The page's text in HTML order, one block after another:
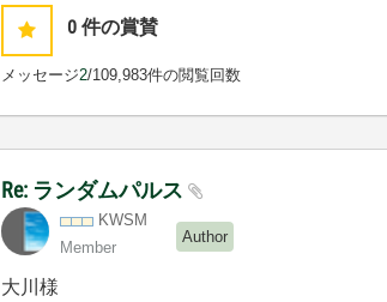
0件の賞賛
メッセージ2/109,983件の閲覧回数
Re: ランダムパルス
KWSM
Member
Author
大川様